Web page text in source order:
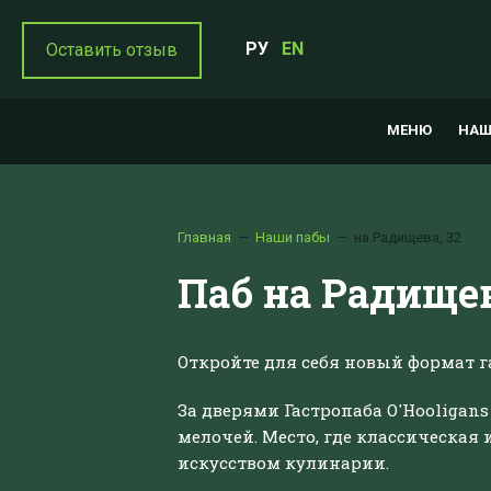
Оставить отзыв РУ EN
МЕНЮ
Главная Наши пабы на Радищева, 32
Паб на
Откройте для себя новый формат
За дверями Гастропаба
мелочей. Место, где
искусством кулинарии.